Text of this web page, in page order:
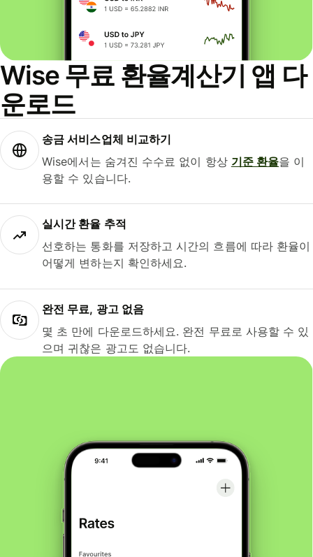
Wise 무료 환율계산기 앱 다
운로드
송금 서비스업체 비교하기
Wise에서는 숨겨진 수수료 없이 항상 기준 환율을 이
용할 수 있습니다.
실시간 환율 추적
선호하는 통화를 저장하고 시간의 흐름에 따라 환율이
어떻게 변하는지 확인하세요.
완전 무료, 광고 없음
몇 초 만에 다운로드하세요. 완전 무료로 사용할 수 있
으며 귀찮은 광고도 없습니다.